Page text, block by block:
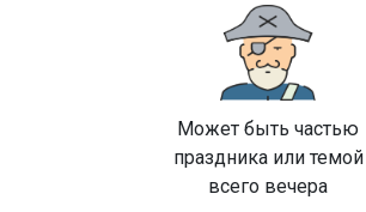
Может быть частью
праздника или темой
всего вечера